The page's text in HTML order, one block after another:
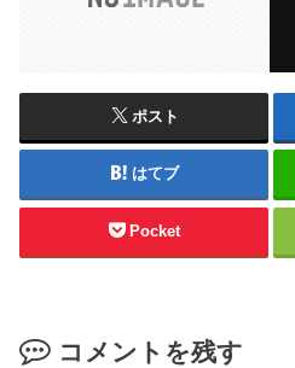
ポスト
はてブ
Pocket
コメントを残す